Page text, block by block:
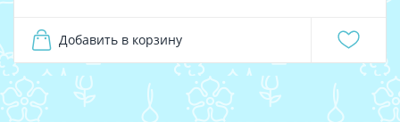
Добавить в корзину